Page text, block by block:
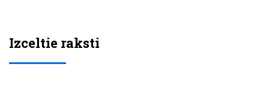
Izceltie raksti